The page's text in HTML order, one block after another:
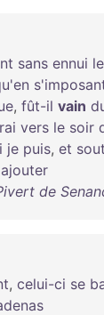
sans ennui le
, fût-il vain
vers le soir
je puis, et
de
, celui-ci se